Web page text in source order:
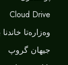
Cloud Drive
وەزارەتا خاندنا
جیهان گروپ